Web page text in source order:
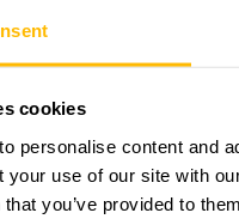
cookies
personalise content and
your use of our site with
you’ve provided to
Una
un